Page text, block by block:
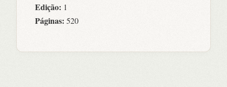
Edição: 1
Páginas: 520